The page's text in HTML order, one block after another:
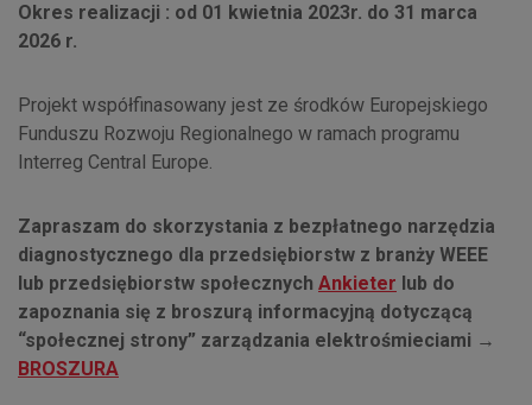
Okres realizacji : od 01 kwietnia 2023r. do 31 marca
2026 r.
Projekt współfinasowany jest ze środków Europejskiego
Funduszu Rozwoju Regionalnego w ramach programu
Interreg Central Europe.
Zapraszam do skorzystania z bezpłatnego narzędzia
diagnostycznego dla przedsiębiorstw z branży WEEE
lub przedsiębiorstw społecznych Ankieter lub do
zapoznania się z broszurą informacyjną dotyczącą
“społecznej strony” zarządzania elektrośmieciami →
BROSZURA